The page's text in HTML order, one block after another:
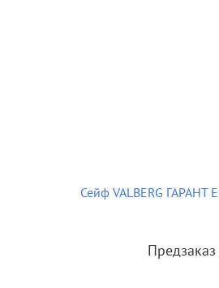
Сейф VALBERG ГАРАНТ
Предзаказ